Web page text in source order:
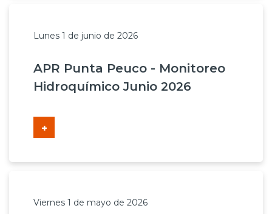
Transparencia activa
Proveedores
Lunes 1 de junio de 2026
APR Punta Peuco - Monitoreo
Hidroquímico Junio 2026
+
Viernes 1 de mayo de 2026